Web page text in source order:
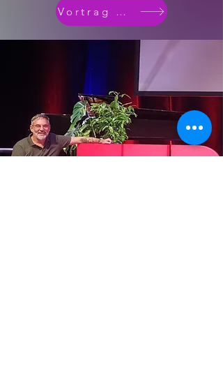
Vortrag buchen